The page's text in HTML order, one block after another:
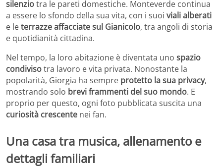
silenziotra le pareti domestiche. Monteverde continua
a essere lo sfondo della sua vita, con i suoi viali alberati
e leterrazze affacciate sul Gianicolo, tra angoli di storia
e quotidianità cittadina.
Nel tempo, la loro abitazione è diventata uno spazio
condivisotra lavoro e vita privata. Nonostante la
popolarità, Giorgia ha sempre protetto la sua privacy,
mostrando solo brevi frammenti del suo mondo. E
proprio per questo, ogni foto pubblicata suscita una
curiosità crescente nei fan.
Una casa tra musica, allenamento e
dettagli familiari